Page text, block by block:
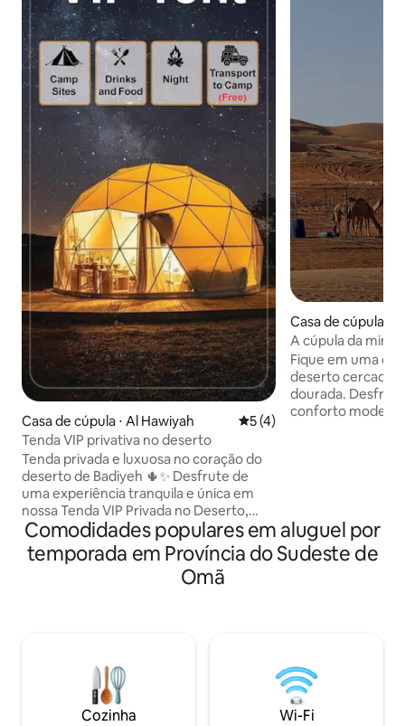
Casa de cúpula ⋅ Al Hawiyah 5 de uma avaliação média
5 (4)
Tenda VIP privativa no deserto
Tenda privada e luxuosa no coração do
deserto de Badiyeh 🌵✨ Desfrute de
uma experiência tranquila e única em
nossa Tenda VIP Privada no Deserto,
onde há total tranquilidade e privacidade
— não há ninguém ao seu lado, mas a
quietude do deserto e a beleza das
confortáveis, combinando a magia da
vida no deserto com o luxo de uma
estadia em hotel. É a escolha perfeita
para relaxar, ter um momento
Casa de cúpula ⋅
A cúpula da
Fique em uma
deserto cercada
dourada.
conforto
relaxante e
encontrará uma
com vistas
Comodidades populares em aluguel por
temporada em Província do Sudeste de
Omã
Cozinha Wi-Fi